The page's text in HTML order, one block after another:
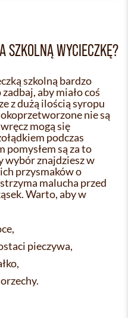
SZKOLNĄ WYCIECZKĘ?
szkolną bardzo
aby miało coś
z dużą ilością syropu
nie są
mogą się
podczas
są za to
wybór znajdziesz w
przysmaków o
malucha przed
Warto, aby w
pieczywa,